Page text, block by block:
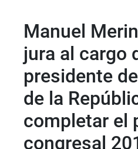
Manuel
jura al cargo
presidente
de la
completar el
congresal